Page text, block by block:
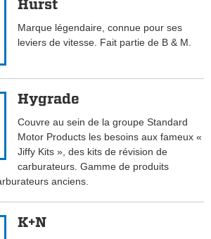
Hurst
Marque légendaire, connue pour ses
leviers de vitesse. Fait partie de B & M.
Hygrade
Couvre au sein de la groupe Standard
Motor Products les besoins aux fameux «
Jiffy Kits », des kits de révision de
carburateurs. Gamme de produits
anciens.
K+N